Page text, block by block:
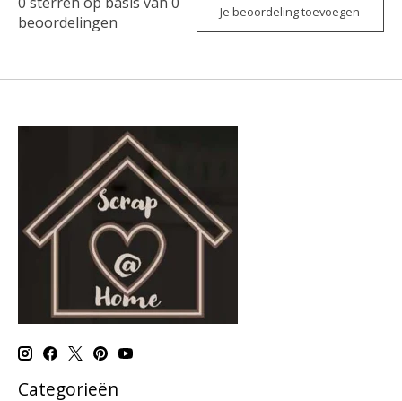
beoordelingen
Je beoordeling toevoegen
Categorieën